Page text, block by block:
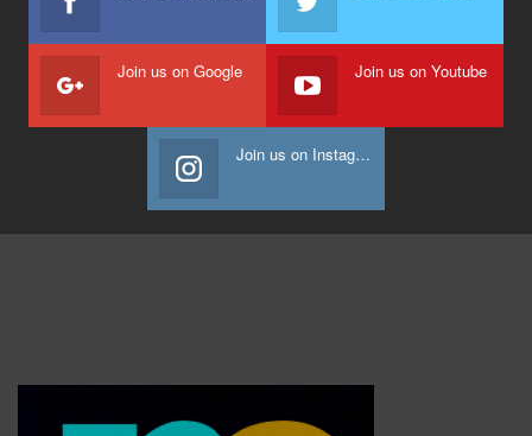
Join us on Google Join us on Youtube
Join us on Instagram